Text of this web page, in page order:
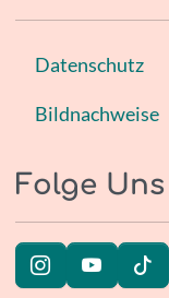
Datenschutz
Bildnachweise
Folge Uns